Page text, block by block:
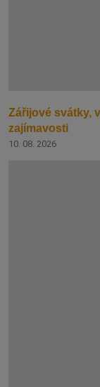
Zářijové svátky,
zajímavosti
10. 08. 2026